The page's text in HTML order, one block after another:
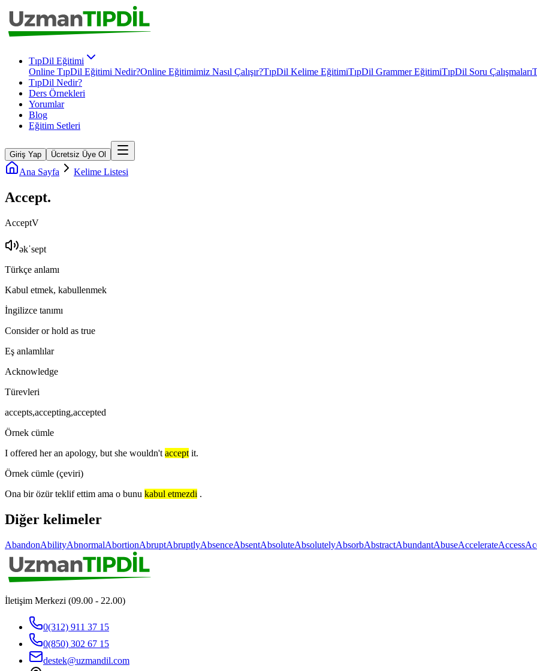
TıpDil Eğitimi
Online TıpDil Eğitimi Nedir?Online Eğitimimiz Nasıl Çalışır?TıpDil Kelime EğitimiTıpDil Grammer EğitimiTıpDil Soru Çalışmaları
TıpDil Nedir?
Ders Örnekleri
Yorumlar
Blog
Eğitim Setleri
Giriş Yap Ücretsiz Üye Ol
Ana Sayfa Kelime Listesi
Accept.
AcceptV
əkˈsept
Türkçe anlamı
Kabul etmek, kabullenmek
İngilizce tanımı
Consider or hold as true
Eş anlamlılar
Acknowledge
Türevleri
accepts,accepting,accepted
Örnek cümle
I offered her an apology, but she wouldn't accept it.
Örnek cümle (çeviri)
Ona bir özür teklif ettim ama o bunu kabul etmezdi .
Diğer kelimeler
AbandonAbilityAbnormalAbortionAbruptAbruptlyAbsenceAbsentAbsoluteAbsolutelyAbsorbAbstractAbundantAbuseAccelerateAccess
İletişim Merkezi (09.00 - 22.00)
0(312) 911 37 15
0(850) 302 67 15
destek@uzmandil.com